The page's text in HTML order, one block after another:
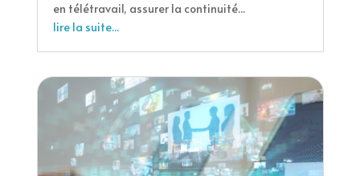
en télétravail, assurer la continuité...
lire la suite...